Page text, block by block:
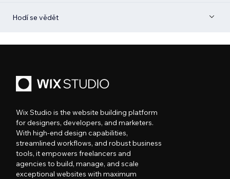
Hodí se vědět
Wix Studio is the website building platform
for designers, developers, and marketers.
With high-end design capabilities,
streamlined workflows, and robust business
tools, it empowers freelancers and
agencies to build, manage, and scale
exceptional websites with maximum